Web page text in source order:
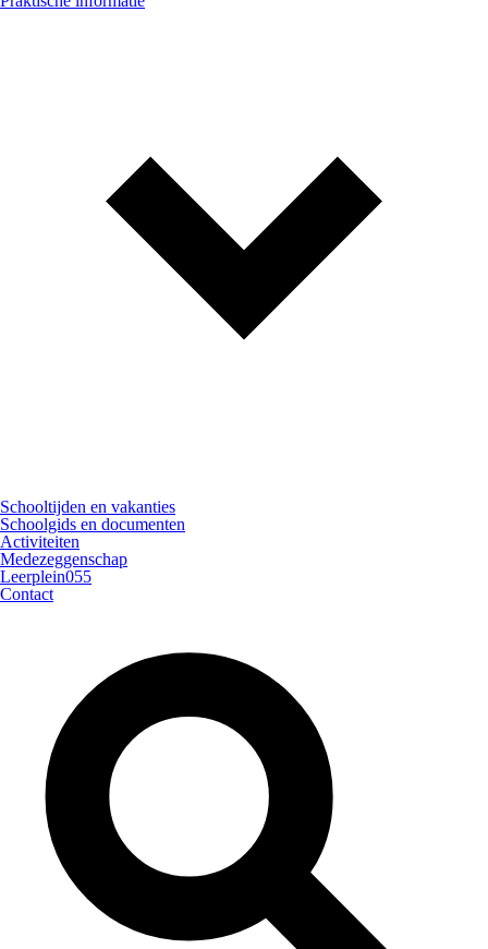
Schooltijden en vakanties
Schoolgids en documenten
Activiteiten
Medezeggenschap
Leerplein055
Contact